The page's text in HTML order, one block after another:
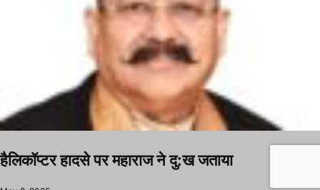
हैलिकॉप्टर हादसे पर महाराज ने दु:ख जताया